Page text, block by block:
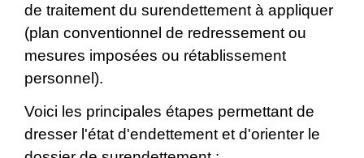
de traitement du surendettement à appliquer
(plan conventionnel de redressement ou
mesures imposées ou rétablissement
personnel).
Voici les principales étapes permettant de
dresser l'état d'endettement et d'orienter le